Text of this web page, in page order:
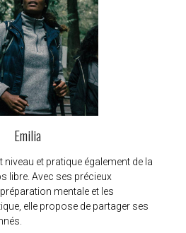
Emilia
niveau et pratique également de la
libre. Avec ses précieux
mentale et les
elle propose de partager ses